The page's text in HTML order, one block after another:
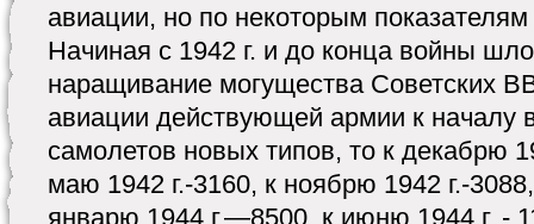
авиации, но по некоторым
Начиная с 1942 г. и до конца войны
наращивание могущества Советских
авиации действующей армии к началу
самолетов новых типов, то к декабрю
маю 1942 г.-3160, к ноябрю 1942 г.-
январю 1944 г.—8500, к июню 1944 г. -